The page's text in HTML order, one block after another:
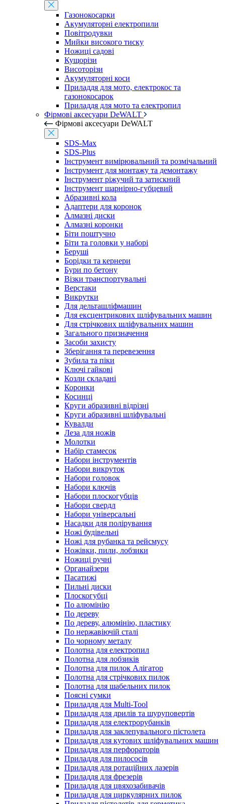
Газонокосарки
Акумуляторні електропили
Повітродувки
Мийки високого тиску
Ножиці садові
Кущорізи
Висоторізи
Акумуляторні коси
Приладдя для мото, електрокос та
газонокосарок
Приладдя для мото та електропил
Фірмові аксесуари DeWALT
Фірмові аксесуари DeWALT
SDS-Max
SDS-Plus
Інструмент вимірювальний та розмічальний
Інструмент для монтажу та демонтажу
Інструмент ріжучий та затискний
Інструмент шарнірно-губцевий
Абразивні кола
Адаптери для коронок
Алмазні диски
Алмазні коронки
Біти поштучно
Біти та головки у наборі
Беруші
Борідки та кернери
Бури по бетону
Візки транспортувальні
Верстаки
Викрутки
Для дельташліфмашин
Для ексцентрикових шліфувальних машин
Для стрічкових шліфувальних машин
Загального призначення
Засоби захисту
Зберігання та перевезення
Зубила та піки
Ключі гайкові
Козли складані
Коронки
Косинці
Круги абразивні відрізні
Круги абразивні шліфувальні
Кувалди
Леза для ножів
Молотки
Набір стамесок
Набори інструментів
Набори викруток
Набори головок
Набори ключів
Набори плоскогубців
Набори свердл
Набори універсальні
Насадки для полірування
Ножі будівельні
Ножі для рубанка та рейсмусу
Ножівки, пили, лобзики
Ножиці ручні
Органайзери
Пасатижі
Пильні диски
Плоскогубці
По алюмінію
По дереву
По дереву, алюмінію, пластику
По нержавіючій сталі
По чорному металу
Полотна для електропил
Полотна для лобзиків
Полотна для пилок Алігатор
Полотна для стрічкових пилок
Полотна для шабельних пилок
Поясні сумки
Приладдя для Multi-Tool
Приладдя для дрилів та шуруповертів
Приладдя для електрорубанків
Приладдя для заклепувального пістолета
Приладдя для кутових шліфувальних машин
Приладдя для перфораторів
Приладдя для пилососів
Приладдя для ротаційних лазерів
Приладдя для фрезерів
Приладдя для цвяхозабивачів
Приладдя для циркулярних пилок